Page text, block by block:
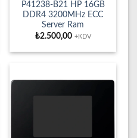
P41238-B21 HP 16GB
DDR4 3200MHz ECC
Server Ram
₺2.500,00 +KDV